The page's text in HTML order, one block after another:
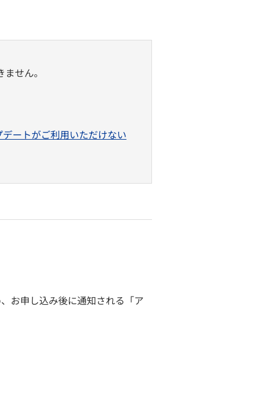
せん。
ートがご利用いただけない
お申し込み後に通知される「ア